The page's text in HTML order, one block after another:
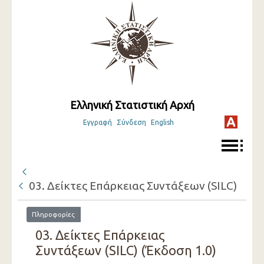
Ελληνική Στατιστική Αρχή
Εγγραφή Σύνδεση English
03. Δείκτες Επάρκειας Συντάξεων (SILC)
Πληροφορίες
03. Δείκτες Επάρκειας
Συντάξεων (SILC) (Έκδοση 1.0)